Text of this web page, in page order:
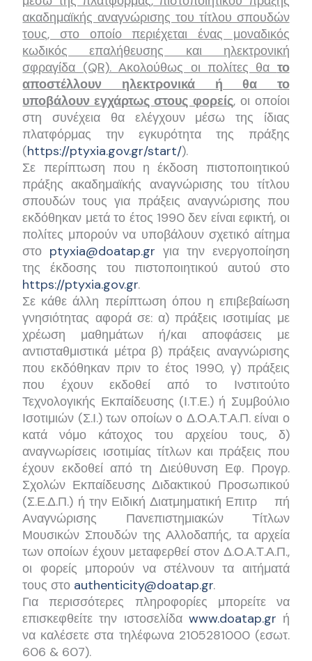
ακαδημαϊκής αναγνώρισης του τίτλου σπουδών
τους, στο οποίο περιέχεται ένας μοναδικός
κωδικός επαλήθευσης και ηλεκτρονική
σφραγίδα (QR). Ακολούθως οι πολίτες θα το
αποστέλλουν ηλεκτρονικά ή θα το
υποβάλουν εγχάρτως στους φορείς,οι οποίοι
στη συνέχεια θα ελέγχουν μέσω της ίδιας
πλατφόρμας την εγκυρότητα της πράξης
(https://ptyxia.gov.gr/start/).
Σε περίπτωση που η έκδοση πιστοποιητικού
πράξης ακαδημαϊκής αναγνώρισης του τίτλου
σπουδών τους για πράξεις αναγνώρισης που
εκδόθηκαν μετά το έτος 1990 δεν είναι εφικτή, οι
πολίτες μπορούν να υποβάλουν σχετικό αίτημα
στο ptyxia@doatap.gr για την ενεργοποίηση
της έκδοσης του πιστοποιητικού αυτού στο
https://ptyxia.gov.gr.
Σε κάθε άλλη περίπτωση όπου η επιβεβαίωση
γνησιότητας αφορά σε: α) πράξεις ισοτιμίας με
χρέωση μαθημάτων ή/και αποφάσεις με
αντισταθμιστικά μέτρα β) πράξεις αναγνώρισης
που εκδόθηκαν πριν το έτος 1990, γ) πράξεις
που έχουν εκδοθεί από το Ινστιτούτο
Τεχνολογικής Εκπαίδευσης (Ι.Τ.Ε.) ή Συμβούλιο
Ισοτιμιών (Σ.Ι.) των οποίων ο Δ.Ο.Α.Τ.Α.Π. είναι ο
κατά νόμο κάτοχος του αρχείου τους, δ)
αναγνωρίσεις ισοτιμίας τίτλων και πράξεις που
έχουν εκδοθεί από τη Διεύθυνση Εφ. Προγρ.
Σχολών Εκπαίδευσης Διδακτικού Προσωπικού
(Σ.Ε.Δ.Π.) ή την Ειδική Διατμηματική Επιτρ πή
Αναγνώρισης Πανεπιστημιακών Τίτλων
Μουσικών Σπουδών της Αλλοδαπής, τα αρχεία
των οποίων έχουν μεταφερθεί στον Δ.Ο.Α.Τ.Α.Π.,
οι φορείς μπορούν να στέλνουν τα αιτήματά
τους στο authenticity@doatap.gr.
Για περισσότερες πληροφορίες μπορείτε να
επισκεφθείτε την ιστοσελίδα www.doatap.gr ή
να καλέσετε στα τηλέφωνα 2105281000 (εσωτ.
606 & 607).